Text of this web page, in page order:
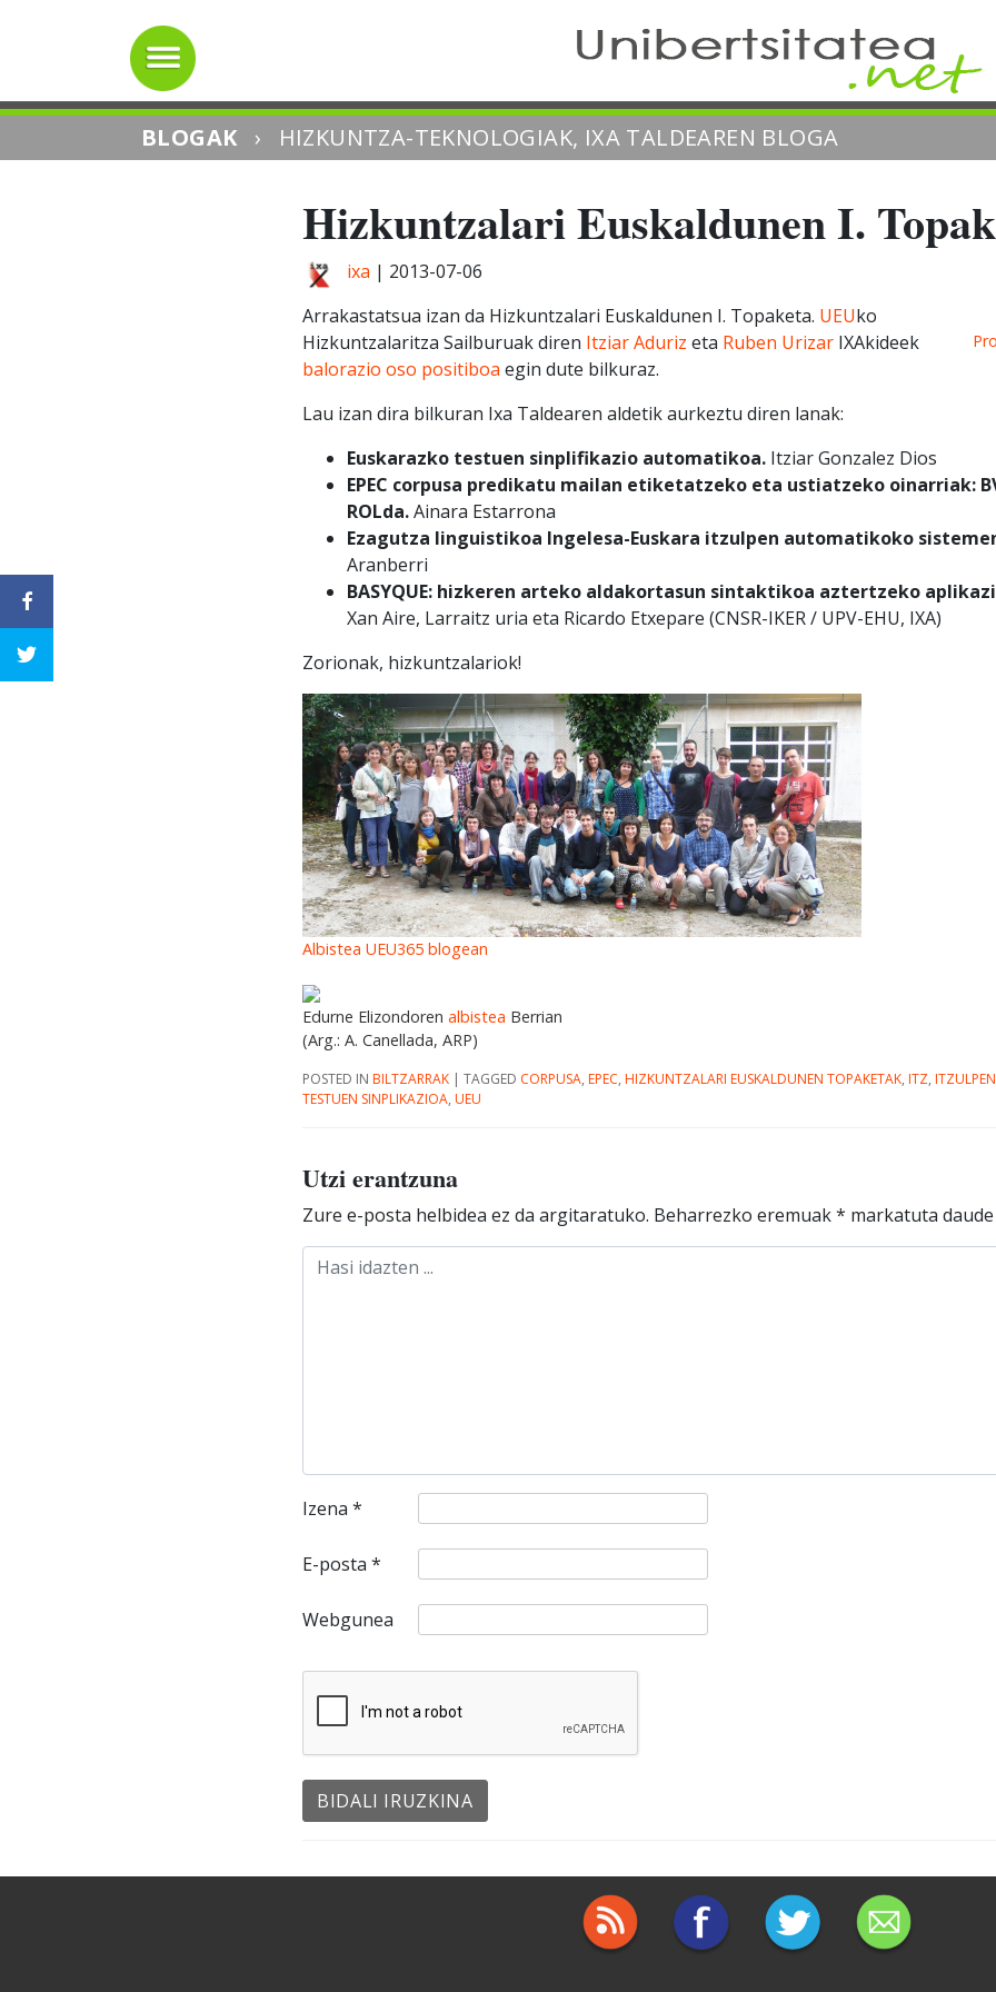
BLOGAK › HIZKUNTZA-TEKNOLOGIAK, IXA TALDEAREN BLOGA
Hizkuntzalari Euskaldunen I.
ixa | 2013-07-06
Arrakastatsua izan da Hizkuntzalari Euskaldunen I. Topaketa. UEUko
Hizkuntzalaritza Sailburuak diren Itziar Aduriz eta Ruben Urizar IXAkideek
balorazio oso positiboa egin dute bilkuraz.
Lau izan dira bilkuran Ixa Taldearen aldetik aurkeztu diren lanak:
Euskarazko testuen sinplifikazio automatikoa. Itziar Gonzalez Dios
EPEC corpusa predikatu mailan etiketatzeko eta ustiatzeko oinarriak:
ROLda.Ainara Estarrona
Ezagutza linguistikoa Ingelesa-Euskara itzulpen automatikoko
Aranberri
BASYQUE: hizkeren arteko aldakortasun sintaktikoa aztertzeko
Xan Aire, Larraitz uria eta Ricardo Etxepare (CNSR-IKER / UPV-EHU, IXA)
Zorionak, hizkuntzalariok!
Albistea UEU365 blogean
Edurne Elizondoren albistea Berrian
(Arg.: A. Canellada, ARP)
POSTED IN BILTZARRAK | TAGGED CORPUSA, EPEC, HIZKUNTZALARI EUSKALDUNEN TOPAKETAK, ITZ,
TESTUEN SINPLIKAZIOA, UEU
Utzi erantzuna
Zure e-posta helbidea ez da argitaratuko. Beharrezko eremuak* markatuta daude
Izena *
E-posta *
Webgunea